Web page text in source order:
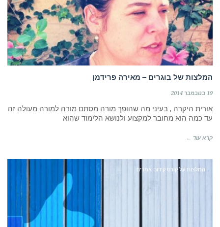
המלצות של בוגרים – מאירה פרידמן
19 בנובמבר 2014
אורית היקרה , בעיני מה שהופך מורה מסתם מורה למורה מעולה זה
עד כמה הוא מחובר למקצוע ולנושא הלימוד שהוא
קרא עוד ←
המלצות על קורס קידום אתרים
ייעוץ. הקמת מחלקות. לימוד.
אסטרטגיה. חדשנות. שיווק.